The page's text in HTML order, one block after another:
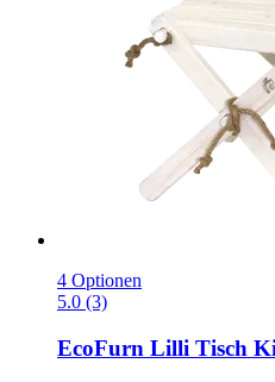
4 Optionen
5.0 (3)
EcoFurn Lilli Tisch